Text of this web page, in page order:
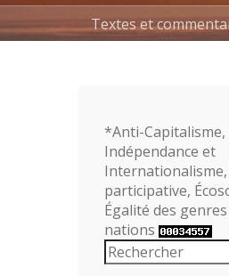
Textes et
*Anti-Capitalisme,
Indépendance et
participative,
Égalité des
nations